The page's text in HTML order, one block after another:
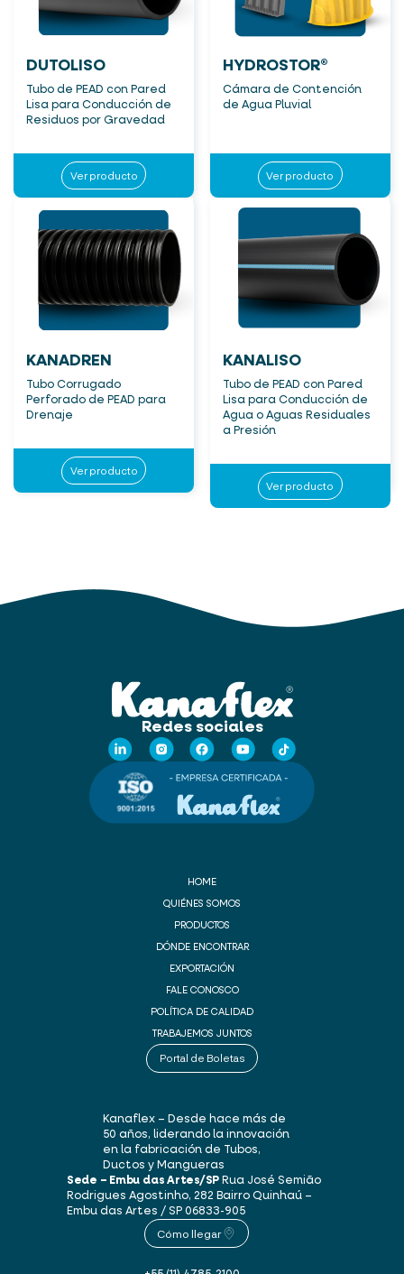
DUTOLISO
Tubo de PEAD con Pared
Lisa para Conducción de
Residuos por Gravedad
Ver producto
HYDROSTOR®
Cámara de Contención
de Agua Pluvial
Ver producto
KANADREN
Tubo Corrugado
Perforado de PEAD para
Drenaje
Ver producto
KANALISO
Tubo de PEAD con Pared
Lisa para Conducción de
Agua o Aguas Residuales
a Presión
Ver producto
Redes sociales
HOME
QUIÉNES SOMOS
PRODUCTOS
DÓNDE ENCONTRAR
EXPORTACIÓN
FALE CONOSCO
POLÍTICA DE CALIDAD
TRABAJEMOS JUNTOS
Portal de Boletas
Kanaflex – Desde hace más de
50 años, liderando la innovación
en la fabricación de Tubos,
Ductos y Mangueras
Sede – Embu das Artes/SP Rua José Semião
Rodrigues Agostinho, 282 Bairro Quinhaú –
Embu das Artes / SP06833-905
Cómo llegar